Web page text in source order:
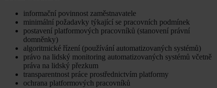
informační povinnost zaměstnavatele
minimální požadavky týkající se pracovních podmínek
postavení platformových pracovníků (stanovení právní
domněnky)
algoritmické řízení (používání automatizovaných systémů)
právo na lidský monitoring automatizovaných systémů včetně
práva na lidský přezkum
transparentnost práce prostřednictvím platformy
ochrana platformových pracovníků